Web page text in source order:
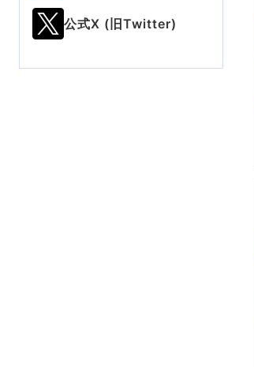
公式X (旧Twitter)